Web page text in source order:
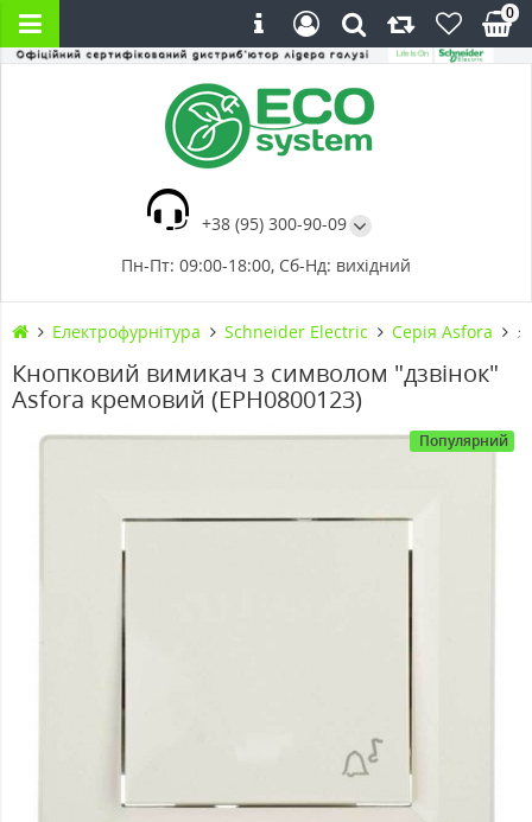
+38 (95) 300-90-09
Пн-Пт: 09:00-18:00, Сб-Нд: вихідний
0
Електрофурнітура Schneider Electric Cерія Asfora
Кнопковий вимикач з символом "дзвінок"
Asfora кремовий (EPH0800123)
Популярний